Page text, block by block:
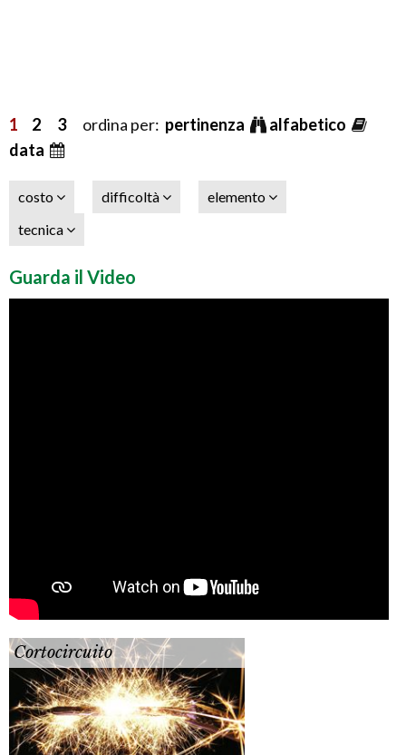
1 2 3ordina per: pertinenza
alfabetico
data
costo difficoltà
elemento
tecnica
Guarda il Video
Cortocircuito